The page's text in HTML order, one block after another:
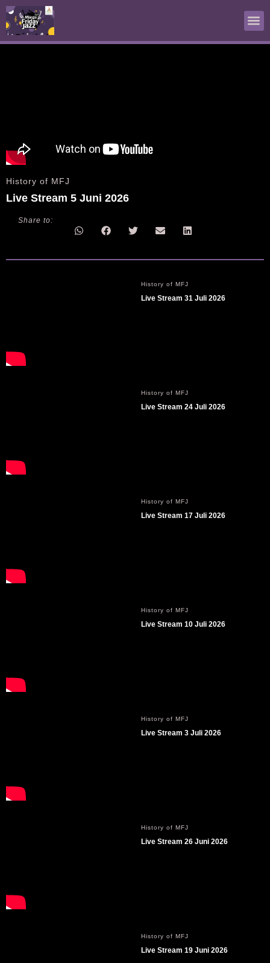
History of MFJ
Live Stream 5 Juni 2026
Share to:
History of MFJ
Live Stream 31 Juli 2026
History of MFJ
Live Stream 24 Juli 2026
History of MFJ
Live Stream 17 Juli 2026
History of MFJ
Live Stream 10 Juli 2026
History of MFJ
Live Stream 3 Juli 2026
History of MFJ
Live Stream 26 Juni 2026
History of MFJ
Live Stream 19 Juni 2026